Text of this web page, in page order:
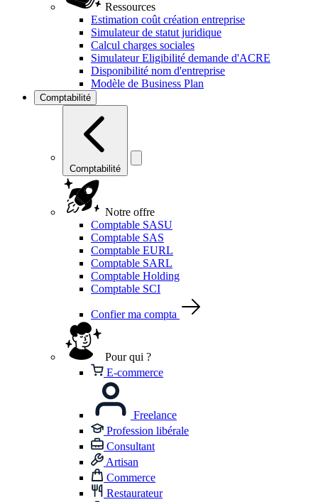
Ressources
Estimation coût création entreprise
Simulateur de statut juridique
Calcul charges sociales
Simulateur Eligibilité demande d'ACRE
Disponibilité nom d'entreprise
Modèle de Business Plan
Comptabilité
Comptabilité
Notre offre
Comptable SASU
Comptable SAS
Comptable EURL
Comptable SARL
Comptable Holding
Comptable SCI
Confier ma compta
Pour qui ?
E-commerce
Freelance
Profession libérale
Consultant
Artisan
Commerce
Restaurateur